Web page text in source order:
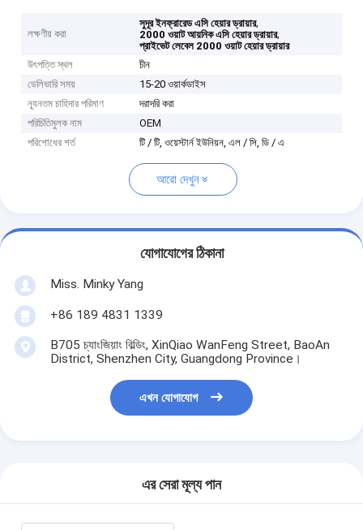
লক্ষণীয় করা
সুদূর ইনফ্রারেড এসি হেয়ার ড্রায়ার,
2000 ওয়াট আয়নিক এসি হেয়ার ড্রায়ার,
প্রাইভেট লেবেল 2000 ওয়াট হেয়ার ড্রায়ার
উৎপত্তি স্থল
চীন
ডেলিভারি সময়
15-20 ওয়ার্কডাইস
ন্যূনতম চাহিদার পরিমাণ
দরাদরি করা
পরিচিতিমুলক নাম
OEM
পরিশোধের শর্ত
টি / টি, ওয়েস্টার্ন ইউনিয়ন, এল / সি, ডি / এ
আরো দেখুন
যোগাযোগের ঠিকানা
Miss. Minky Yang
+86 189 4831 1339
B705 চ্যাংজিয়াং বিল্ডিং, XinQiao WanFeng Street, BaoAn
District, Shenzhen City, Guangdong Province।
এখন যোগাযোগ
এর সেরা মূল্য পান